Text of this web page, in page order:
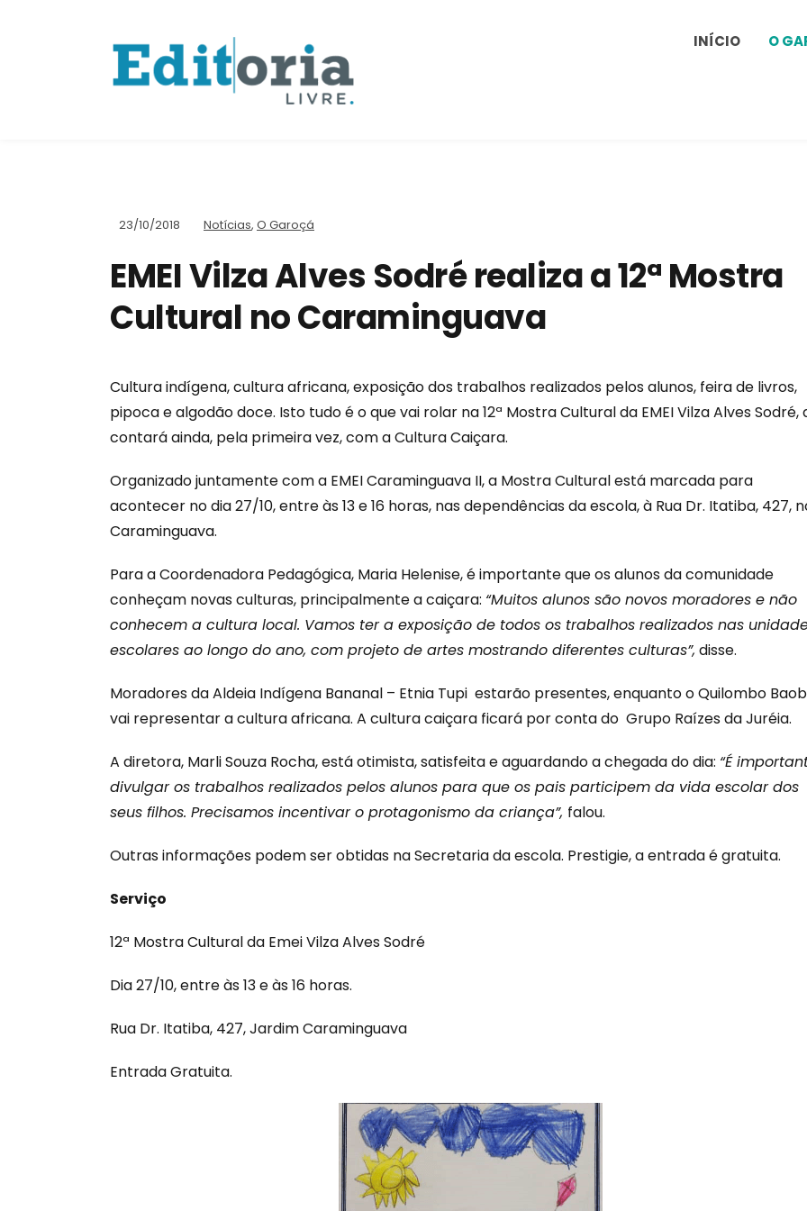
INÍCIO O
23/10/2018 Notícias, O Garoçá
EMEI Vilza Alves Sodré realiza a 12ª Mostra
Cultural no Caraminguava
Cultura indígena, cultura africana, exposição dos trabalhos realizados pelos alunos, feira de livros,
pipoca e algodão doce. Isto tudo é o que vai rolar na 12ª Mostra Cultural da EMEI Vilza Alves Sodré,
contará ainda, pela primeira vez, com a Cultura Caiçara.
Organizado juntamente com a EMEI Caraminguava II, a Mostra Cultural está marcada para
acontecer no dia 27/10, entre às 13 e 16 horas, nas dependências da escola, à Rua Dr. Itatiba, 427,
Caraminguava.
Para a Coordenadora Pedagógica, Maria Helenise, é importante que os alunos da comunidade
conheçam novas culturas, principalmente a caiçara: “Muitos alunos são novos moradores e não
conhecem a cultura local. Vamos ter a exposição de todos os trabalhos realizados nas
escolares ao longo do ano, com projeto de artes mostrando diferentes culturas”, disse.
Moradores da Aldeia Indígena Bananal – Etnia Tupi estarão presentes, enquanto o Quilombo
vai representar a cultura africana. A cultura caiçara ficará por conta do Grupo Raízes da Juréia.
A diretora, Marli Souza Rocha, está otimista, satisfeita e aguardando a chegada do dia: “É
divulgar os trabalhos realizados pelos alunos para que os pais participem da vida escolar dos
seus filhos. Precisamos incentivar o protagonismo da criança”, falou.
Outras informações podem ser obtidas na Secretaria da escola. Prestigie, a entrada é gratuita.
Serviço
12ª Mostra Cultural da Emei Vilza Alves Sodré
Dia 27/10, entre às 13 e às 16 horas.
Rua Dr. Itatiba, 427, Jardim Caraminguava
Entrada Gratuita.